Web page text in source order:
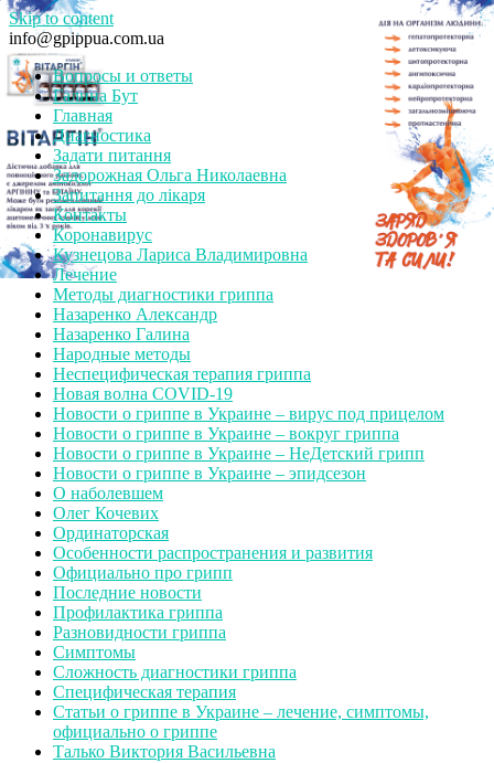
Skip to content
info@gpippua.com.ua
Вопросы и ответы
Галина Бут
Главная
Диагностика
Задати питання
Задорожная Ольга Николаевна
Запитання до лікаря
Контакты
Коронавирус
Кузнецова Лариса Владимировна
Лечение
Методы диагностики гриппа
Назаренко Александр
Назаренко Галина
Народные методы
Неспецифическая терапия гриппа
Новая волна COVID-19
Новости о гриппе в Украине – вирус под прицелом
Новости о гриппе в Украине – вокруг гриппа
Новости о гриппе в Украине – НеДетский грипп
Новости о гриппе в Украине – эпидсезон
О наболевшем
Олег Кочевих
Ординаторская
Особенности распространения и развития
Официально про грипп
Последние новости
Профилактика гриппа
Разновидности гриппа
Симптомы
Сложность диагностики гриппа
Специфическая терапия
Статьи о гриппе в Украине – лечение, симптомы,
официально о гриппе
Талько Виктория Васильевна